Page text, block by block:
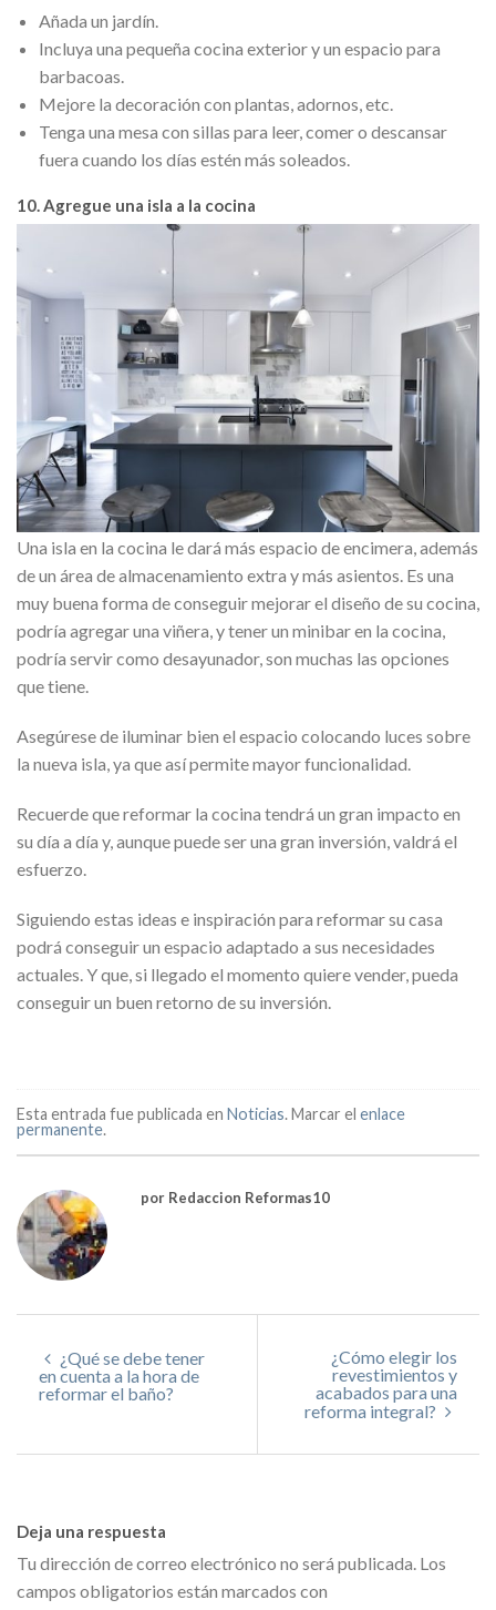
Añada un jardín.
Incluya una pequeña cocina exterior y un espacio para
barbacoas.
Mejore la decoración con plantas, adornos, etc.
Tenga una mesa con sillas para leer, comer o descansar
fuera cuando los días estén más soleados.
10. Agregue una isla a la cocina
Una isla en la cocina le dará más espacio de encimera, además
de un área de almacenamiento extra y más asientos. Es una
muy buena forma de conseguir mejorar el diseño de su cocina,
podría agregar una viñera, y tener un minibar en la cocina,
podría servir como desayunador, son muchas las opciones
que tiene.
Asegúrese de iluminar bien el espacio colocando luces sobre
la nueva isla, ya que así permite mayor funcionalidad.
Recuerde que reformar la cocina tendrá un gran impacto en
su día a día y, aunque puede ser una gran inversión, valdrá el
esfuerzo.
Siguiendo estas ideas e inspiración para reformar su casa
podrá conseguir un espacio adaptado a sus necesidades
actuales. Y que, si llegado el momento quiere vender, pueda
conseguir un buen retorno de su inversión.
Esta entrada fue publicada en Noticias. Marcar el enlace
permanente.
por Redaccion Reformas10
¿Qué se debe tener
en cuenta a la hora de
reformar el baño?
¿Cómo elegir los
revestimientos y
acabados para una
reforma integral?
Deja una respuesta
Tu dirección de correo electrónico no será publicada. Los
campos obligatorios están marcados con